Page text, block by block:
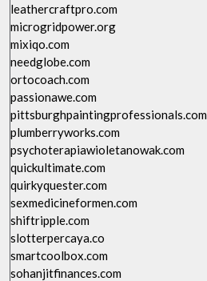
leathercraftpro.com
microgridpower.org
mixiqo.com
needglobe.com
ortocoach.com
passionawe.com
pittsburghpaintingprofessionals.com
plumberryworks.com
psychoterapiawioletanowak.com
quickultimate.com
quirkyquester.com
sexmedicineformen.com
shiftripple.com
slotterpercaya.co
smartcoolbox.com
sohanjitfinances.com